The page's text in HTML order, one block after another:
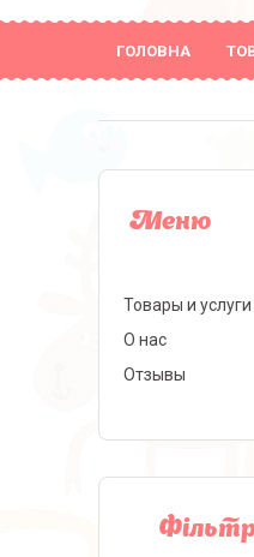
ГОЛОВНА
Товары и услуги
О нас
Отзывы